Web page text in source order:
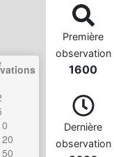
Première
observation
1600
Dernière
observation